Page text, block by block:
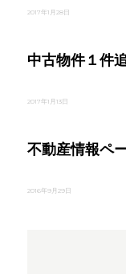
投
2017年1月28日
中古物件１件
投
2017年1月13日
不動産情報ペ
投
2016年9月29日